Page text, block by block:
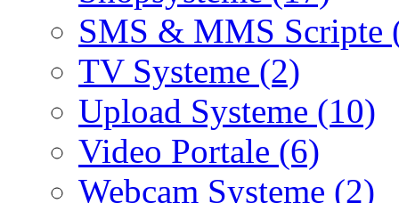
SMS & MMS Scripte
TV Systeme (2)
Upload Systeme (10)
Video Portale (6)
Webcam Systeme (2)